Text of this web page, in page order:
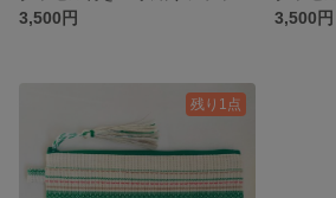
3,500円
3,500円
残り1点